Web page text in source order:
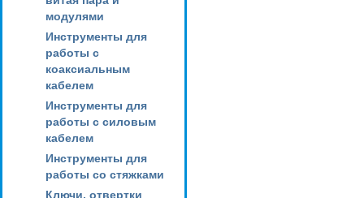
модулями
Инструменты для
работы с
коаксиальным
кабелем
Инструменты для
работы с силовым
кабелем
Инструменты для
работы со стяжками
Ключи, отвертки